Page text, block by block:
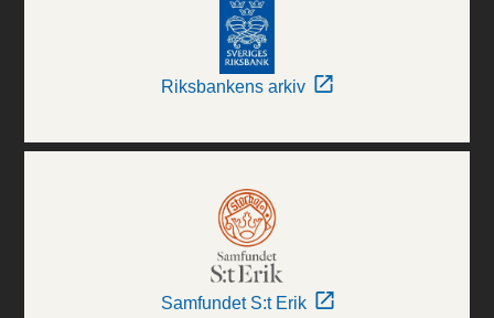
Riksbankens arkiv
Samfundet S:t Erik